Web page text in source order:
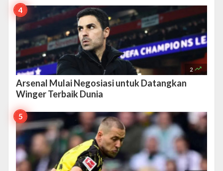
2 
Arsenal Mulai Negosiasi untuk Datangkan
Winger Terbaik Dunia